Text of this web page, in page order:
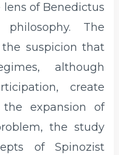
of Benedictus
The
suspicion that
although
create
expansion of
the study
of Spinozist